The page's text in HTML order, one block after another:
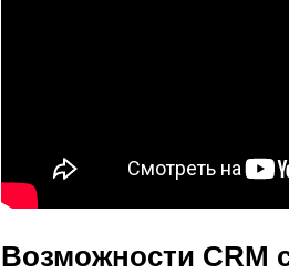
Возможности CRM